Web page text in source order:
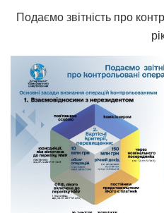
Подаємо звітність про